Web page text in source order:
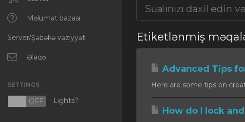
RKVMPROTECTED
IKVMPROTECTED
XKVMPROTECTED
Protected Web Hosting
Məlumat bazası
Server/Şəbəkə vəziyyəti
Əlaqə
SETTINGS
OFF Lights?
Etiketlənmiş
Advanced Tips
Here are some tips on
How do I lock